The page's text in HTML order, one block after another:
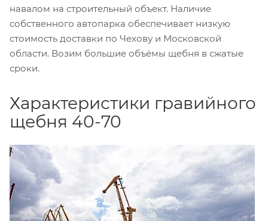
навалом на строительный объект. Наличие
собственного автопарка обеспечивает низкую
стоимость доставки по Чехову и Московской
области. Возим большие объёмы щебня в сжатые
сроки.
Характеристики гравийного
щебня 40-70